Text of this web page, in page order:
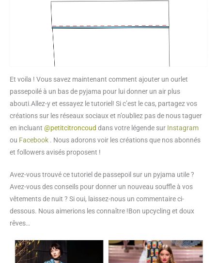
Et voila ! Vous savez maintenant comment ajouter un ourlet
passepoilé à un bas de pyjama pour lui donner un air plus
abouti.Allez-y et essayez le tutoriel! Si c’est le cas, partagez vos
créations sur les réseaux sociaux et n’oubliez pas de nous taguer
en incluant @petitcitroncoud dans votre légende sur Instagram
ou Facebook . Nous adorons voir les créations que nos abonnés
et followers avisés proposent !
Avez-vous trouvé ce tutoriel de passepoil sur un pyjama utile ?
Avez-vous des conseils pour donner un nouveau souffle à vos
vêtements de nuit ? Si oui, laissez-nous un commentaire ci-
dessous. Nous aimerions les connaître !Bon upcycling et doux
rêves…